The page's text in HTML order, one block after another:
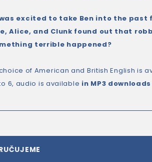
excited to take Ben into the
Alice, and Clunk found out that
terrible happened?
of American and British English is
6, audio is available in MP3